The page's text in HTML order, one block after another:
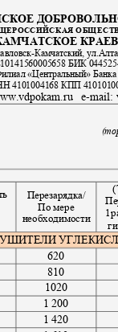
-Камчатский,
БИК
«Центральный»
4101004168 КПП
e-mail:
(
(
Перезарядка/
По мере
необходимости
620
810
1020
1 200
1 420